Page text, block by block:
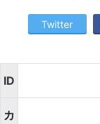
Twitter
ID
カ